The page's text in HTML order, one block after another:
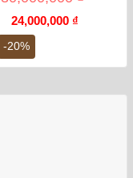
-20%
Giá
gốc
là:
30,000,000 ₫.
24,000,000 ₫Giá